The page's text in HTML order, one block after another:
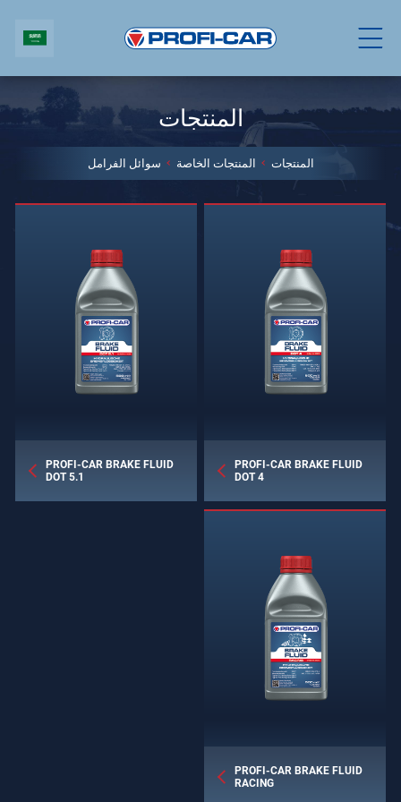
المنتجات
المنتجات المنتجات الخاصة سوائل الفرامل
PROFI-CAR BRAKE FLUID
DOT 4
PROFI-CAR BRAKE FLUID
DOT 5.1
PROFI-CAR BRAKE FLUID
RACING